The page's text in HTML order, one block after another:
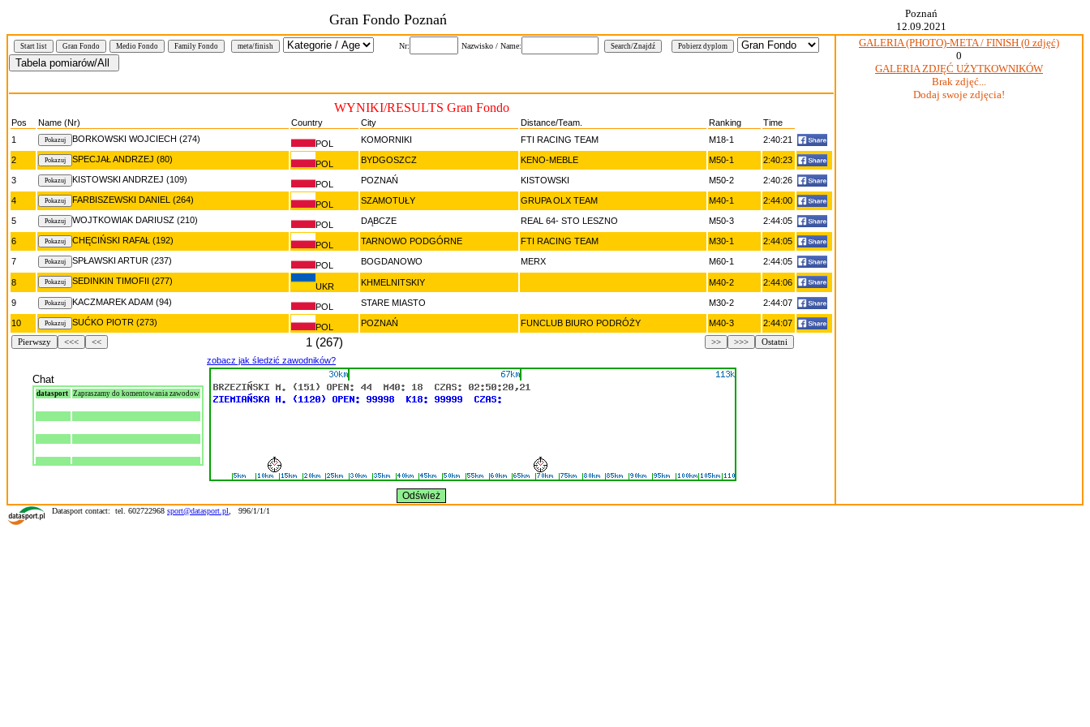
Gran Fondo Poznań
Poznań
12.09.2021
Start list Gran Fondo Medio Fondo Family Fondo meta/finish Nr: Nazwisko / Name:
WYNIKI/RESULTS Gran Fondo
Pos Name (Nr) Country City Distance/Team. Ranking
Time
1
BORKOWSKI WOJCIECH (274) POL KOMORNIKI FTI RACING TEAM M18-1 2:40:21
2 SPECJAŁ ANDRZEJ (80) POL BYDGOSZCZ KENO-MEBLE M50-1 2:40:23
3 KISTOWSKI ANDRZEJ (109) POL POZNAŃ KISTOWSKI M50-2 2:40:26
4 FARBISZEWSKI DANIEL (264) POL SZAMOTUŁY GRUPA OLX TEAM M40-1 2:44:00
5 WOJTKOWIAK DARIUSZ (210) POL DĄBCZE REAL 64- STO LESZNO M50-3 2:44:05
6 CHĘCIŃSKI RAFAŁ (192) POL TARNOWO PODGÓRNE FTI RACING TEAM M30-1 2:44:05
7 SPŁAWSKI ARTUR (237) POL BOGDANOWO MERX M60-1 2:44:05
8 SEDINKIN TIMOFII (277)
UKR KHMELNITSKIY M40-2 2:44:06
9 KACZMAREK ADAM (94) POL STARE MIASTO M30-2 2:44:07
10 SUĆKO PIOTR (273) POL POZNAŃ FUNCLUB BIURO PODRÓŻY M40-3 2:44:07
Pierwszy <<< << 1 (267) Ostatni
>>>
>>
Chat
datasport Zapraszamy do komentowania zawodow
zobacz jak śledzić zawodników?
GALERIA (PHOTO)-META / FINISH (0 zdjęć)
0
GALERIA ZDJĘĆ UŻYTKOWNIKÓW
Brak zdjęć...
Dodaj swoje zdjęcia!
Datasport contact: tel. 602722968 sport@datasport.pl 996/1/1/1